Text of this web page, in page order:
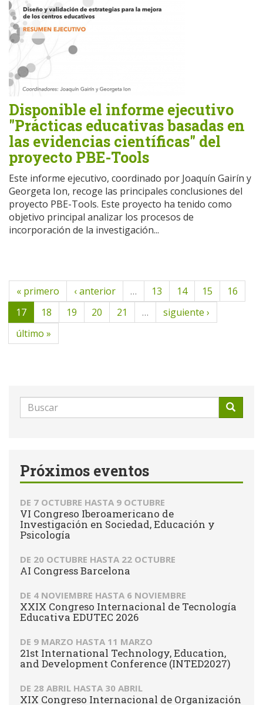
Disponible el informe ejecutivo
"Prácticas educativas basadas en
las evidencias científicas" del
proyecto PBE-Tools
Este informe ejecutivo, coordinado por Joaquín Gairín y
Georgeta Ion, recoge las principales conclusiones del
proyecto PBE-Tools. Este proyecto ha tenido como
objetivo principal analizar los procesos de
incorporación de la investigación...
« primero ‹ anterior … 13 14 15
16
17
18 19 20 21 …
siguiente ›
último »
Formulario
de
Próximos eventos
DE 7 OCTUBRE HASTA 9 OCTUBRE
VI Congreso Iberoamericano de
Investigación en Sociedad, Educación y
Psicología
DE 20 OCTUBRE HASTA 22 OCTUBRE
AI Congress Barcelona
DE 4 NOVIEMBRE HASTA 6 NOVIEMBRE
XXIX Congreso Internacional de Tecnología
Educativa EDUTEC 2026
DE 9 MARZO HASTA 11 MARZO
21st International Technology, Education,
and Development Conference (INTED2027)
DE 28 ABRIL HASTA 30 ABRIL
XIX Congreso Internacional de Organización